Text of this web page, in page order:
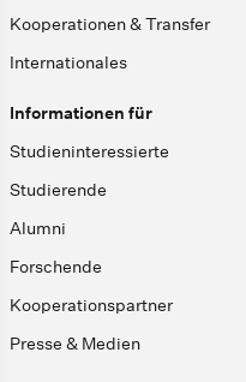
Kooperationen & Transfer
Internationales
Informationen für
Studieninteressierte
Studierende
Alumni
Forschende
Kooperationspartner
Presse & Medien